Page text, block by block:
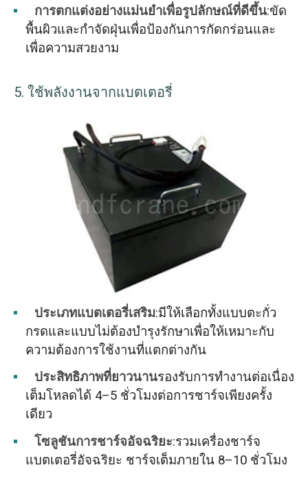
การตกแต่งอย่างแม่นยำเพื่อรูปลักษณ์ที่ดีขึ้น:ขัด
พื้นผิวและกำจัดฝุ่นเพื่อป้องกันการกัดกร่อนและ
เพื่อความสวยงาม
5. ใช้พลังงานจากแบตเตอรี่
ประเภทแบตเตอรี่เสริม:มีให้เลือกทั้งแบบตะกั่ว
กรดและแบบไม่ต้องบำรุงรักษาเพื่อให้เหมาะกับ
ความต้องการใช้งานที่แตกต่างกัน
ประสิทธิภาพที่ยาวนานรองรับการทำงานต่อเนื่อง
เต็มโหลดได้ 4–5 ชั่วโมงต่อการชาร์จเพียงครั้ง
เดียว
โซลูชันการชาร์จอัจฉริยะ:รวมเครื่องชาร์จ
แบตเตอรี่อัจฉริยะ ชาร์จเต็มภายใน 8–10 ชั่วโมง